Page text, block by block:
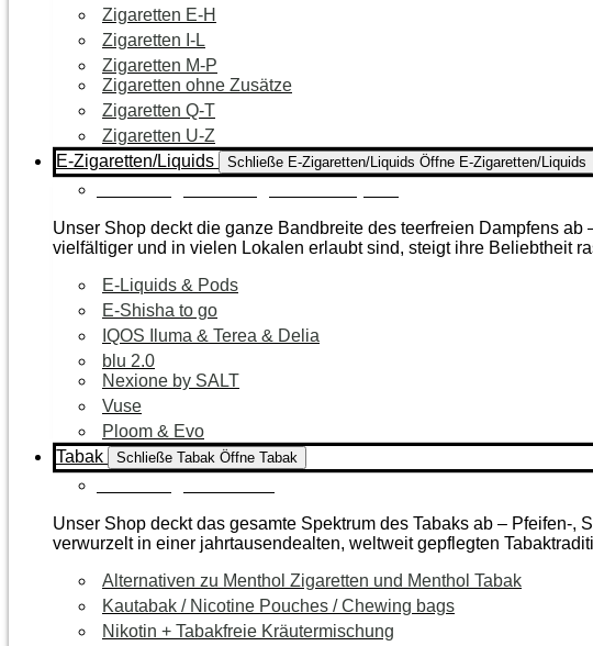
Zigaretten E-H
Zigaretten I-L
Zigaretten M-P
Zigaretten ohne Zusätze
Zigaretten Q-T
Zigaretten U-Z
E-Zigaretten/Liquids
Schließe E-Zigaretten/Liquids Öffne E-Zigaretten/Liquids
Unser Shop deckt die ganze Bandbreite des teerfreien Dampfens
vielfältiger und in vielen Lokalen erlaubt sind, steigt ihre Beliebtheit
E-Liquids & Pods
E-Shisha to go
IQOS Iluma & Terea & Delia
blu 2.0
Nexione by SALT
Vuse
Ploom & Evo
Tabak
Schließe Tabak Öffne Tabak
Unser Shop deckt das gesamte Spektrum des Tabaks ab – Pfeifen-
verwurzelt in einer jahrtausendealten, weltweit gepflegten
Alternativen zu Menthol Zigaretten und Menthol Tabak
Kautabak / Nicotine Pouches / Chewing bags
Nikotin + Tabakfreie Kräutermischung